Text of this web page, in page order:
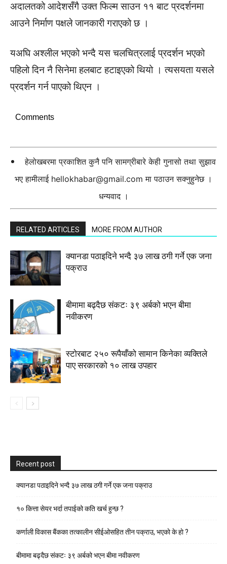
अदालतको आदेशसँगै उक्त फिल्म साउन ११ बाट प्रदर्शनमा
आउने निर्माण पक्षले जानकारी गराएको छ ।
यअघि अश्लील भएको भन्दै यस चलचित्रलाई प्रदर्शन भएको
पहिलो दिन नै सिनेमा हलबाट हटाइएको थियो । त्यसयता यसले
प्रदर्शन गर्न पाएको थिएन ।
Comments
हेलोखबरमा प्रकाशित कुनै पनि सामग्रीबारे केही गुनासो तथा सुझाव
भए हामीलाई hellokhabar@gmail.com मा पठाउन सक्नुहुनेछ ।
धन्यवाद ।
RELATED ARTICLES MORE FROM AUTHOR
क्यानडा पठाइदिने भन्दै ३७ लाख ठगी गर्ने एक जना
पक्राउ
बीमामा बढ्दैछ संकटः ३९ अर्बको भएन बीमा
नवीकरण
स्टाेरबाट २५० रूपैयाँको सामान किनेका व्यक्तिले
पाए सरकारको १० लाख उपहार
Recent post
क्यानडा पठाइदिने भन्दै ३७ लाख ठगी गर्ने एक जना पक्राउ
१० कित्ता सेयर भर्दा तपाईको कति खर्च हुन्छ ?
कर्णाली विकास बैंकका तत्कालीन सीईओसहित तीन पक्राउ, भएकाे के हाे ?
बीमामा बढ्दैछ संकटः ३९ अर्बको भएन बीमा नवीकरण